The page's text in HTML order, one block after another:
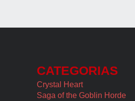
CATEGORIAS
Crystal Heart
Saga of the Goblin Horde